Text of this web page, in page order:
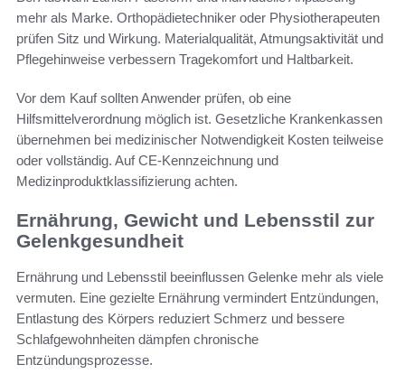
mehr als Marke. Orthopädietechniker oder Physiotherapeuten
prüfen Sitz und Wirkung. Materialqualität, Atmungsaktivität und
Pflegehinweise verbessern Tragekomfort und Haltbarkeit.
Vor dem Kauf sollten Anwender prüfen, ob eine
Hilfsmittelverordnung möglich ist. Gesetzliche Krankenkassen
übernehmen bei medizinischer Notwendigkeit Kosten teilweise
oder vollständig. Auf CE-Kennzeichnung und
Medizinproduktklassifizierung achten.
Ernährung, Gewicht und Lebensstil zur
Gelenkgesundheit
Ernährung und Lebensstil beeinflussen Gelenke mehr als viele
vermuten. Eine gezielte Ernährung vermindert Entzündungen,
Entlastung des Körpers reduziert Schmerz und bessere
Schlafgewohnheiten dämpfen chronische
Entzündungsprozesse.